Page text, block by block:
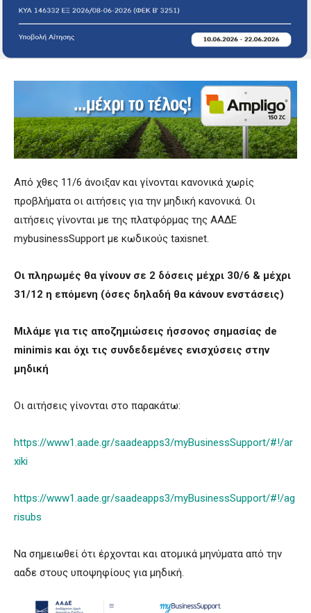
Από χθες 11/6 άνοιξαν και γίνονται κανονικά χωρίς
προβλήματα οι αιτήσεις για την μηδική κανονικά. Οι
αιτήσεις γίνονται με της πλατφόρμας της ΑΑΔΕ
mybusinessSupport με κωδικούς taxisnet.
Οι πληρωμές θα γίνουν σε 2 δόσεις μέχρι 30/6 & μέχρι
31/12 η επόμενη (όσες δηλαδή θα κάνουν ενστάσεις)
Μιλάμε για τις αποζημιώσεις ήσσονος σημασίας de
minimis και όχι τις συνδεδεμένες ενισχύσεις στην
μηδική
Οι αιτήσεις γίνονται στο παρακάτω:
https://www1.aade.gr/saadeapps3/myBusinessSupport/#!/ar
xiki
https://www1.aade.gr/saadeapps3/myBusinessSupport/#!/ag
risubs
Να σημειωθεί ότι έρχονται και ατομικά μηνύματα από την
ααδε στους υποψηφίους για μηδική.